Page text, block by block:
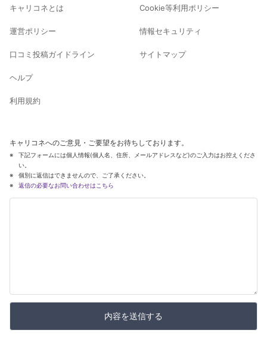
キャリコネとは
運営ポリシー
口コミ投稿ガイドライン
ヘルプ
利用規約
Cookie等利用ポリシー
情報セキュリティ
サイトマップ
キャリコネへのご意見・ご要望をお待ちしております。
下記フォームには個人情報(個人名、住所、メールアドレスなど)のご入力はお控えくださ
い。
個別に返信はできませんので、ご了承ください。
返信の必要なお問い合わせはこちら
内容を送信する